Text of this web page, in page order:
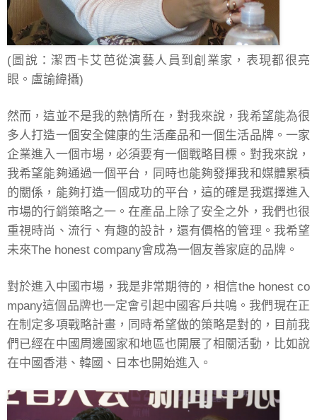
(圖說：潔西卡艾芭從演藝人員到創業家，表現都很亮
眼。盧諭緯攝)
然而，這並不是我的熱情所在，對我來說，我希望能為很
多人打造一個安全健康的生活產品和一個生活品牌。一家
企業進入一個市場，必須要有一個戰略目標。對我來說，
我希望能夠通過一個平台，同時也能夠發揮我和媒體累積
的關係，能夠打造一個成功的平台，這的確是我選擇進入
市場的行銷策略之一。在產品上除了安全之外，我們也很
重視時尚、流行、有趣的設計，還有價格的管理。我希望
未來The honest company會成為一個友善家庭的品牌。
對於進入中國市場，我是非常期待的，相信the honest co
mpany這個品牌也一定會引起中國客戶共鳴。我們現在正
在制定多項戰略計畫，同時希望做的策略是對的，目前我
們已經在中國周邊國家和地區也開展了相關活動，比如說
在中國香港、韓國、日本也開始進入。